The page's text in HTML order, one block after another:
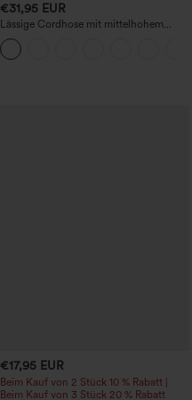
€31,95 EUR
Lässige Cordhose mit mittelhohem
Bund, Reißverschluss und Seitentaschen
€17,95 EUR
Beim Kauf von 2 Stück 10 % Rabatt |
Beim Kauf von 3 Stück 20 % Rabatt